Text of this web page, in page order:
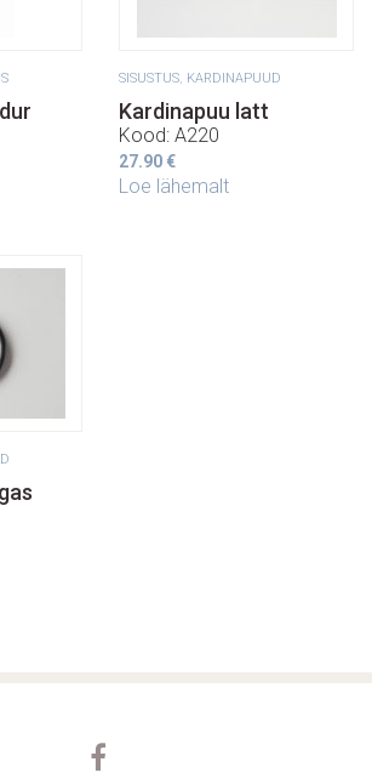
SISUSTUS, KARDINAPUUD
Kardinapuu latt
Kood: A220
27.90 €
Loe lähemalt